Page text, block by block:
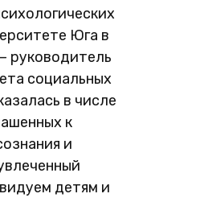
Юга в
руководитель
социальных
в числе
к
и
детям и